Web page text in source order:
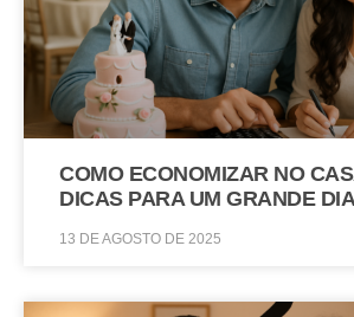
COMO ECONOMIZAR NO
DICAS PARA UM GRANDE DIA
13 DE AGOSTO DE 2025